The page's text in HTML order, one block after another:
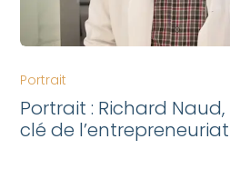
Portrait
Portrait : Richard Naud,
clé de l’entrepreneuriat